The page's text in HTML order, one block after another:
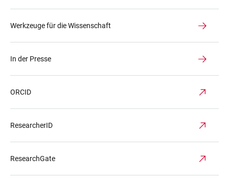
Werkzeuge für die Wissenschaft
In der Presse
ORCID
ResearcherID
ResearchGate